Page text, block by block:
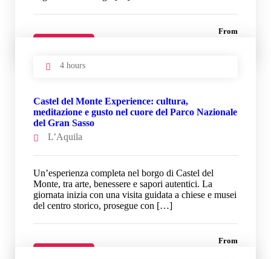
From
4 hours
Castel del Monte Experience: cultura,
meditazione e gusto nel cuore del Parco Nazionale
del Gran Sasso
L’Aquila
Un’esperienza completa nel borgo di Castel del
Monte, tra arte, benessere e sapori autentici. La
giornata inizia con una visita guidata a chiese e musei
del centro storico, prosegue con […]
From